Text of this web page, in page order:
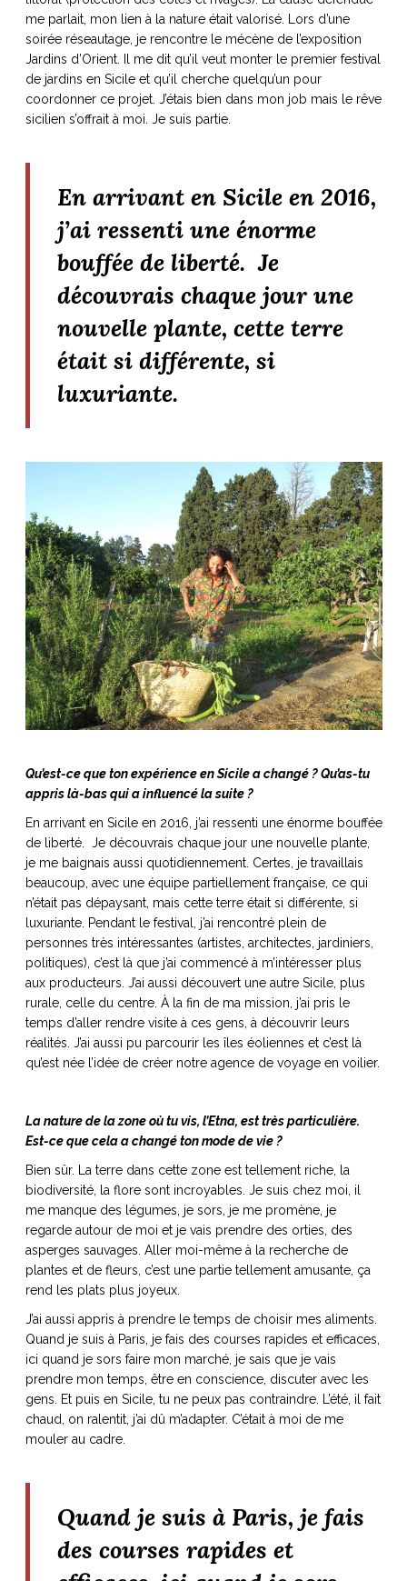
me parlait, mon lien à la nature était valorisé. Lors d’une
soirée réseautage, je rencontre le mécène de l’exposition
Jardins d’Orient. Il me dit qu’il veut monter le premier festival
de jardins en Sicile et qu’il cherche quelqu’un pour
coordonner ce projet. J’étais bien dans mon job mais le rêve
sicilien s’offrait à moi. Je suis partie.
En arrivant en Sicile en 2016,
j’ai ressenti une énorme
bouffée de liberté. Je
découvrais chaque jour une
nouvelle plante, cette terre
était si différente, si
luxuriante.
Qu’est-ce que ton expérience en Sicile a changé ? Qu’as-tu
appris là-bas qui a influencé la suite ?
En arrivant en Sicile en 2016, j’ai ressenti une énorme bouffée
de liberté. Je découvrais chaque jour une nouvelle plante,
je me baignais aussi quotidiennement. Certes, je travaillais
beaucoup, avec une équipe partiellement française, ce qui
n’était pas dépaysant, mais cette terre était si différente, si
luxuriante. Pendant le festival, j’ai rencontré plein de
personnes très intéressantes (artistes, architectes, jardiniers,
politiques), c’est là que j’ai commencé à m’intéresser plus
aux producteurs. J’ai aussi découvert une autre Sicile, plus
rurale, celle du centre. À la fin de ma mission, j’ai pris le
temps d’aller rendre visite à ces gens, à découvrir leurs
réalités. J’ai aussi pu parcourir les îles éoliennes et c’est là
qu’est née l’idée de créer notre agence de voyage en voilier.
La nature de la zone où tu vis, l’Etna, est très particulière.
Est-ce que cela a changé ton mode de vie ?
Bien sûr. La terre dans cette zone est tellement riche, la
biodiversité, la flore sont incroyables. Je suis chez moi, il
me manque des légumes, je sors, je me promène, je
regarde autour de moi et je vais prendre des orties, des
asperges sauvages. Aller moi-même à la recherche de
plantes et de fleurs, c’est une partie tellement amusante, ça
rend les plats plus joyeux.
J’ai aussi appris à prendre le temps de choisir mes aliments.
Quand je suis à Paris, je fais des courses rapides et efficaces,
ici quand je sors faire mon marché, je sais que je vais
prendre mon temps, être en conscience, discuter avec les
gens. Et puis en Sicile, tu ne peux pas contraindre. L’été, il fait
chaud, on ralentit, j’ai dû m’adapter. C’était à moi de me
mouler au cadre.
Quand je suis à Paris, je fais
des courses rapides et